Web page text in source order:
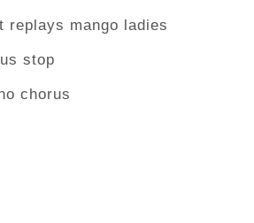
replays mango ladies
stop
chorus